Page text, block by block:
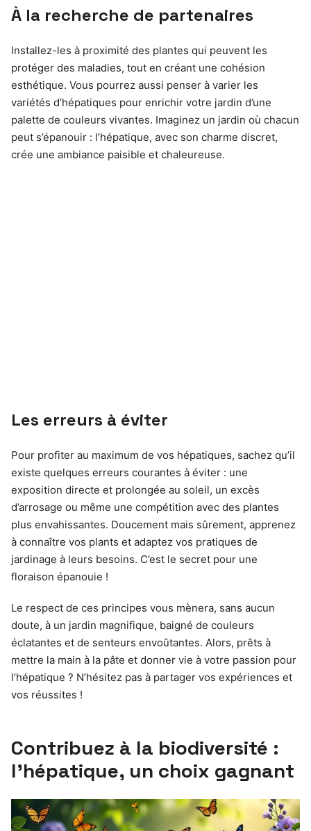
À la recherche de partenaires
Installez-les à proximité des plantes qui peuvent les
protéger des maladies, tout en créant une cohésion
esthétique. Vous pourrez aussi penser à varier les
variétés d’hépatiques pour enrichir votre jardin d’une
palette de couleurs vivantes. Imaginez un jardin où chacun
peut s’épanouir : l’hépatique, avec son charme discret,
crée une ambiance paisible et chaleureuse.
Les erreurs à éviter
Pour profiter au maximum de vos hépatiques, sachez qu’il
existe quelques erreurs courantes à éviter : une
exposition directe et prolongée au soleil, un excès
d’arrosage ou même une compétition avec des plantes
plus envahissantes. Doucement mais sûrement, apprenez
à connaître vos plants et adaptez vos pratiques de
jardinage à leurs besoins. C’est le secret pour une
floraison épanouie !
Le respect de ces principes vous mènera, sans aucun
doute, à un jardin magnifique, baigné de couleurs
éclatantes et de senteurs envoûtantes. Alors, prêts à
mettre la main à la pâte et donner vie à votre passion pour
l’hépatique ? N’hésitez pas à partager vos expériences et
vos réussites !
Contribuez à la biodiversité :
l’hépatique, un choix gagnant